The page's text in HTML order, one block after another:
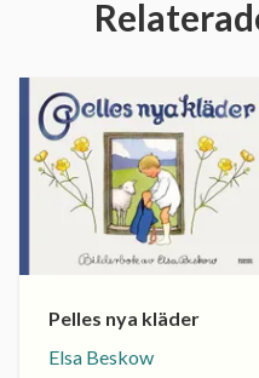
Pelles nya kläder
Elsa Beskow